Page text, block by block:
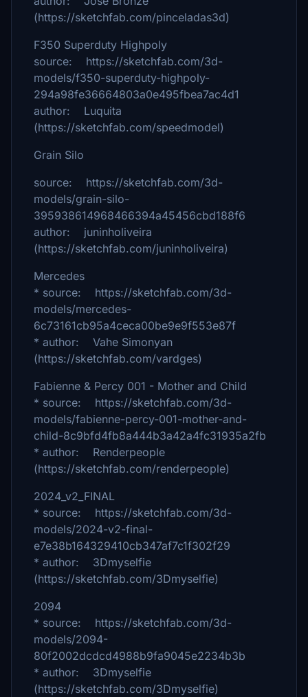
(https://sketchfab.com/pinceladas3d)
F350 Superduty Highpoly
source: https://sketchfab.com/3d-
models/f350-superduty-highpoly-
294a98fe36664803a0e495fbea7ac4d1
author: Luquita
(https://sketchfab.com/speedmodel)
Grain Silo
source: https://sketchfab.com/3d-
models/grain-silo-
395938614968466394a45456cbd188f6
author: juninholiveira
(https://sketchfab.com/juninholiveira)
Mercedes
* source: https://sketchfab.com/3d-
models/mercedes-
6c73161cb95a4ceca00be9e9f553e87f
* author: Vahe Simonyan
(https://sketchfab.com/vardges)
Fabienne & Percy 001 - Mother and Child
* source: https://sketchfab.com/3d-
models/fabienne-percy-001-mother-and-
child-8c9bfd4fb8a444b3a42a4fc31935a2fb
* author: Renderpeople
(https://sketchfab.com/renderpeople)
2024_v2_FINAL
* source: https://sketchfab.com/3d-
models/2024-v2-final-
e7e38b164329410cb347af7c1f302f29
* author: 3Dmyselfie
(https://sketchfab.com/3Dmyselfie)
2094
* source: https://sketchfab.com/3d-
models/2094-
80f2002dcdcd4988b9fa9045e2234b3b
* author: 3Dmyselfie
(https://sketchfab.com/3Dmyselfie)